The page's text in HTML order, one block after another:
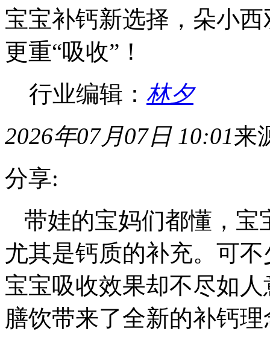
宝宝补钙新选择，朵小
更重“吸收”！
行业编辑： 林夕
2026年07月07日 10:01来
分享:
带娃的宝妈们都懂，宝
尤其是钙质的补充。可
宝宝吸收效果却不尽如
膳饮带来了全新的补钙